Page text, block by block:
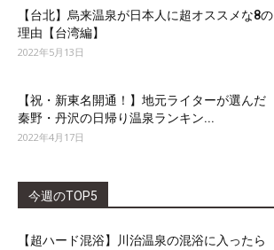
【台北】烏来温泉が日本人に超オススメな8の
理由【台湾編】
2022年5月13日
【祝・新東名開通！】地元ライターが選んだ
秦野・丹沢の日帰り温泉ランキン...
2022年4月17日
今週のTOP5
【超ハード混浴】川治温泉の混浴に入ったら